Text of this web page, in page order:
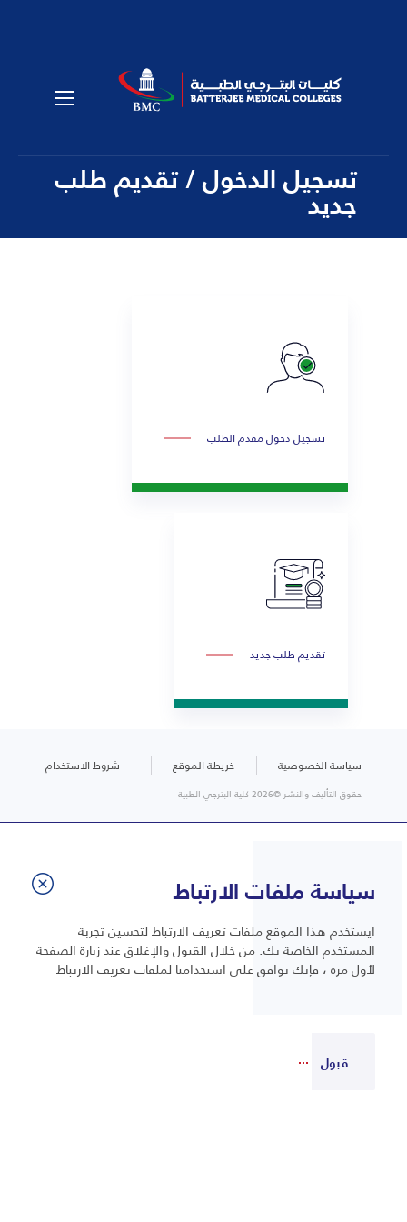
تسجيل الدخول / تقديم طلب
جديد
تسجيل دخول مقدم الطلب
تقديم طلب جديد
سياسة الخصوصية خريطة الموقع شروط الاستخدام
حقوق التأليف والنشر ©2026 كلية البترجي الطبية
سياسة ملفات الارتباط
ايستخدم هذا الموقع ملفات تعريف الارتباط لتحسين تجربة
المستخدم الخاصة بك. من خلال القبول والإغلاق عند زيارة الصفحة
لأول مرة ، فإنك توافق على استخدامنا لملفات تعريف الارتباط
قبول